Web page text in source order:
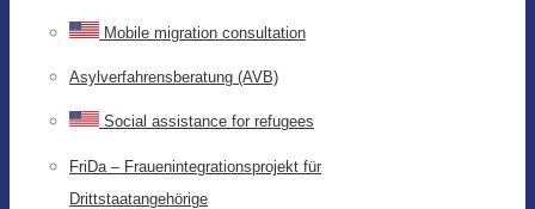
Mobile migration consultation
Asylverfahrensberatung (AVB)
Social assistance for refugees
FriDa – Frauenintegrationsprojekt für
Drittstaatangehörige